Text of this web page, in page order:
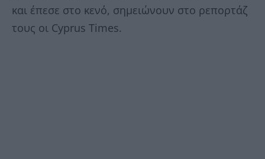
και έπεσε στο κενό, σημειώνουν στο ρεπορτάζ
τους οι Cyprus Times.